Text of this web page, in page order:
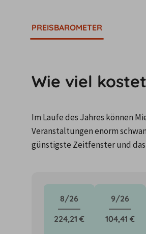
PREISBAROMETER
Wie viel
Im Laufe des Jahres können
Veranstaltungen enorm
günstigste Zeitfenster und
8/26
224,21 €
9/26
104,41 €